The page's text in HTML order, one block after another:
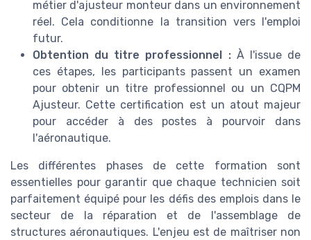
métier d'ajusteur monteur dans un environnement
réel. Cela conditionne la transition vers l'emploi
futur.
Obtention du titre professionnel :À l'issue de
ces étapes, les participants passent un examen
pour obtenir un titre professionnel ou un CQPM
Ajusteur. Cette certification est un atout majeur
pour accéder à des postes à pourvoir dans
l'aéronautique.
Les différentes phases de cette formation sont
essentielles pour garantir que chaque technicien soit
parfaitement équipé pour les défis des emplois dans le
secteur de la réparation et de l'assemblage de
structures aéronautiques. L'enjeu est de maîtriser non